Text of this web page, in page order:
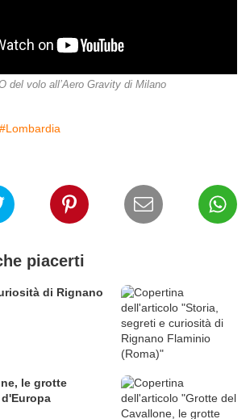
del volo all’Aero Gravity di Milano
#Lombardia
piacerti
di Rignano
le grotte